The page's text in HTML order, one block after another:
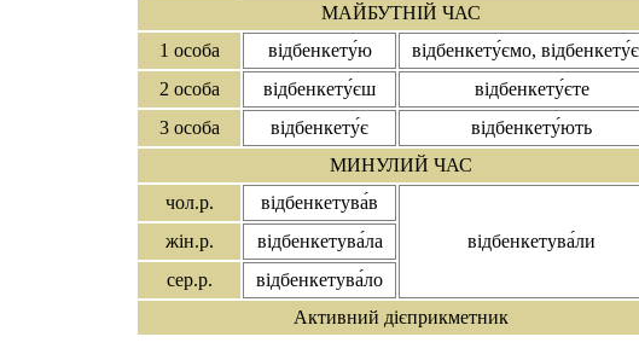
МАЙБУТНІЙ ЧАС
1 особа
відбенкету́ю
відбенкету́ємо,
2 особа
відбенкету́єш
відбенкету́єте
3 особа
відбенкету́є
відбенкету́ють
МИНУЛИЙ ЧАС
чол.р.
відбенкетува́в
відбенкетува́ли
жін.р.
відбенкетува́ла
сер.р.
відбенкетува́ло
Активний дієприкметник